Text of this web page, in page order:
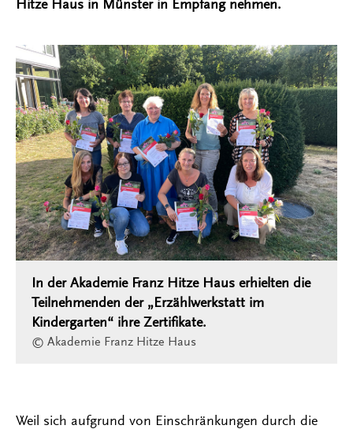
Hitze Haus in Münster in Empfang nehmen.
In der Akademie Franz Hitze Haus erhielten die
Teilnehmenden der „Erzählwerkstatt im
Kindergarten“ ihre Zertifikate.
© Akademie Franz Hitze Haus
Weil sich aufgrund von Einschränkungen durch die